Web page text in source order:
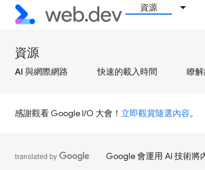
資源
資源
AI 與網際網路 快速的載入時間 瞭
感謝觀看 Google I/O 大會！ 立即觀賞隨選內容。
Google 會運用 AI 技術將